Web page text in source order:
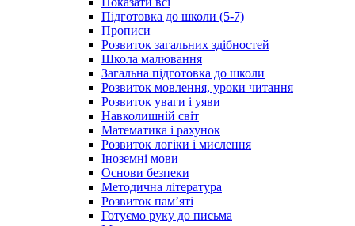
Підготовка до школи (5-7)
Прописи
Розвиток загальних здібностей
Школа малювання
Загальна підготовка до школи
Розвиток мовлення, уроки читання
Розвиток уваги і уяви
Навколишній світ
Математика і рахунок
Розвиток логіки і мислення
Іноземні мови
Основи безпеки
Методична література
Розвиток пам’яті
Готуємо руку до письма